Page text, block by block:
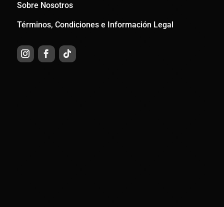
Sobre Nosotros
Términos, Condiciones e Información Legal